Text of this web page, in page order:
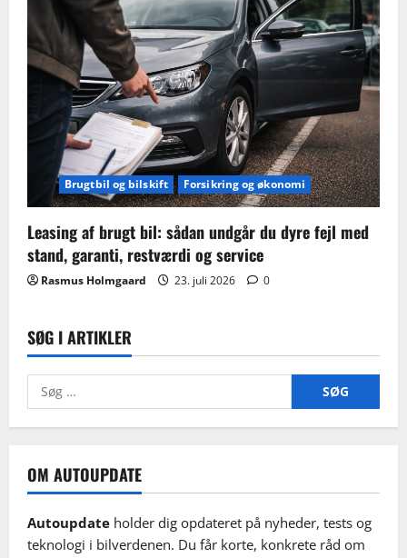
Brugtbil og bilskift Forsikring og økonomi
Leasing af brugt bil: sådan undgår du dyre fejl med
stand, garanti, restværdi og service
Rasmus Holmgaard 23. juli 2026 0
SØG I ARTIKLER
Søg
efter:
OM AUTOUPDATE
Autoupdate holder dig opdateret på nyheder, tests og
teknologi i bilverdenen. Du får korte, konkrete råd om